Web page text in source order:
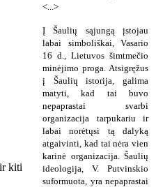
<...>
Į Šaulių sąjungą įstojau
labai simboliškai, Vasario
16 d., Lietuvos šimtmečio
minėjimo proga. Atsigręžus
į Šaulių istorija, galima
matyti, kad tai buvo
nepaprastai svarbi
organizacija tarpukariu ir
labai norėtųsi tą dalyką
atgaivinti, kad tai nėra vien
karinė organizacija. Šaulių
ideologija, V. Putvinskio
suformuota, yra nepaprastai